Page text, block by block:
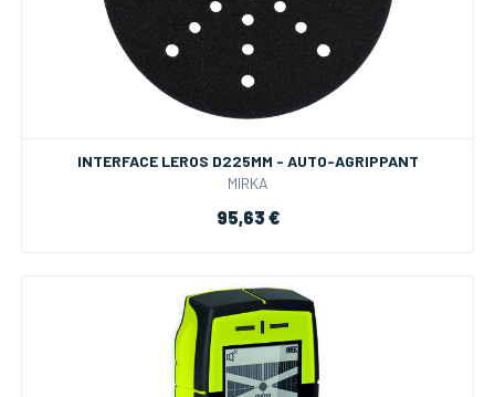
INTERFACE LEROS D225MM - AUTO-AGRIPPANT
MIRKA
95,63 €